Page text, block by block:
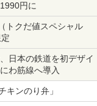
円に
トクだ値スペシャル
日本の鉄道を初デザイ
わ筋線へ導入
キンのり弁」